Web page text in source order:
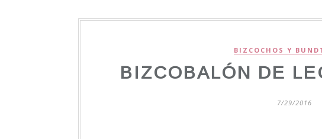
BIZCOCHOS Y
BIZCOBALÓN DE
7/29/2016